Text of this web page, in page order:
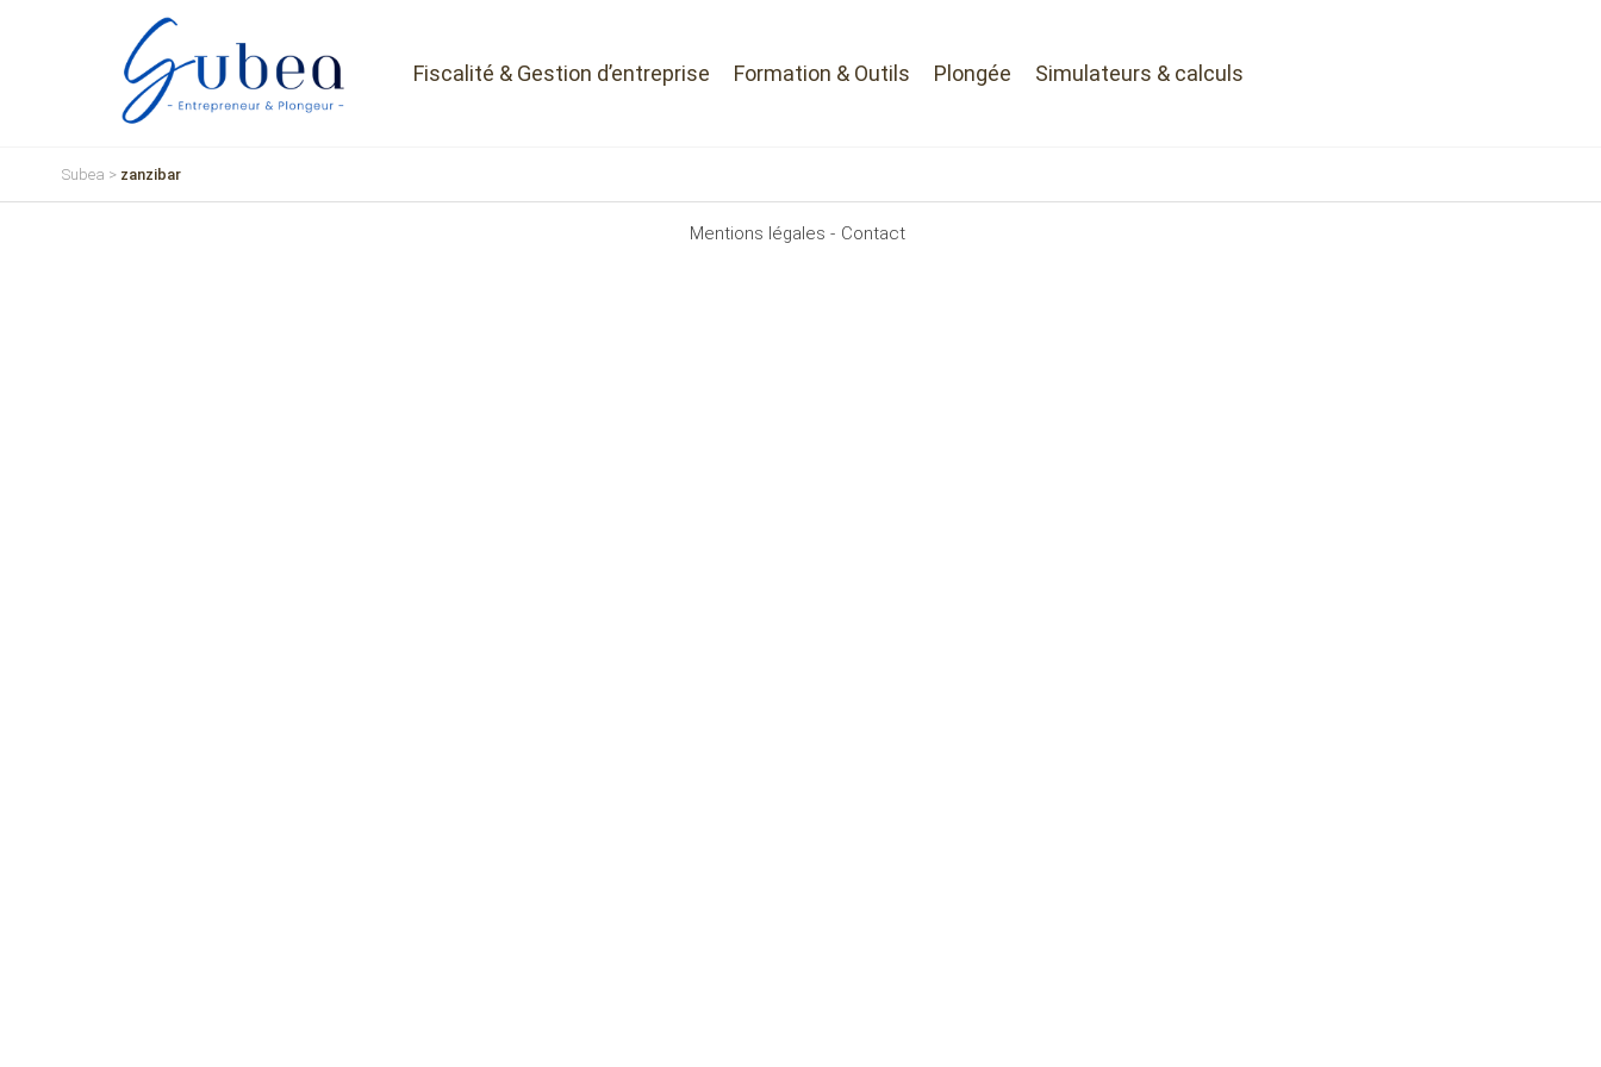
Fiscalité & Gestion d’entreprise Formation & Outils Plongée Simulateurs & calculs
Subea > zanzibar
Mentions légales - Contact